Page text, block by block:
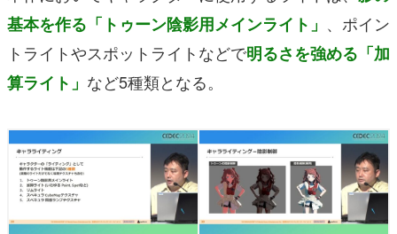
基本を作る「トゥーン陰影用メインライト」 、ポイン
トライトやスポットライトなどで明るさを強める「加
算ライト」 など5種類となる。